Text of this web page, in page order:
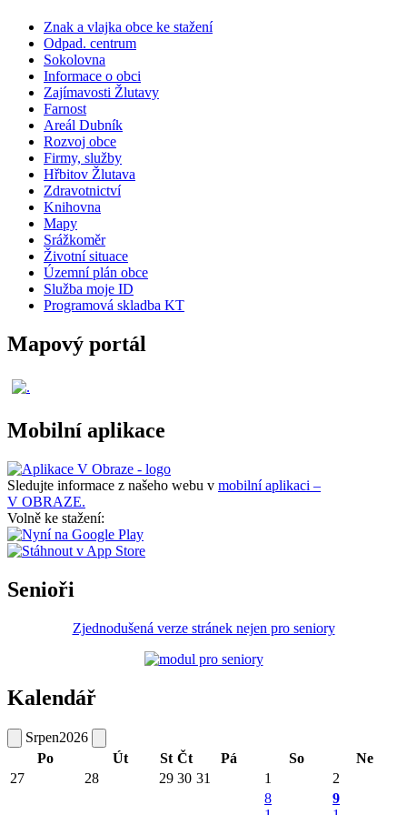
Znak a vlajka obce ke stažení
Odpad. centrum
Sokolovna
Informace o obci
Zajímavosti Žlutavy
Farnost
Areál Dubník
Rozvoj obce
Firmy, služby
Hřbitov Žlutava
Zdravotnictví
Knihovna
Mapy
Srážkoměr
Životní situace
Územní plán obce
Služba moje ID
Programová skladba KT
Mapový portál
Mobilní aplikace
Sledujte informace z našeho webu v mobilní aplikaci –
V OBRAZE.
Volně ke stažení:
Senioři
Zjednodušená verze stránek nejen pro seniory
Kalendář
Srpen2026
Po
Út St Čt Pá So
Ne
27
28 29 30 31 1 2
8
9